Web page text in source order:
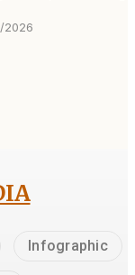
2026
Infographic